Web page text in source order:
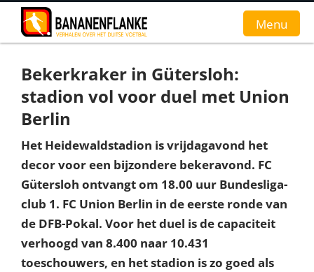
Home
Nieuws
Interviews
Groundhopverhalen
De fans
Achtergrond
Menu
Bekerkraker in Gütersloh:
stadion vol voor duel met Union
Berlin
Het Heidewaldstadion is vrijdagavond het
decor voor een bijzondere bekeravond. FC
Gütersloh ontvangt om 18.00 uur Bundesliga-
club 1. FC Union Berlin in de eerste ronde van
de DFB-Pokal. Voor het duel is de capaciteit
verhoogd van 8.400 naar 10.431
toeschouwers, en het stadion is zo goed als